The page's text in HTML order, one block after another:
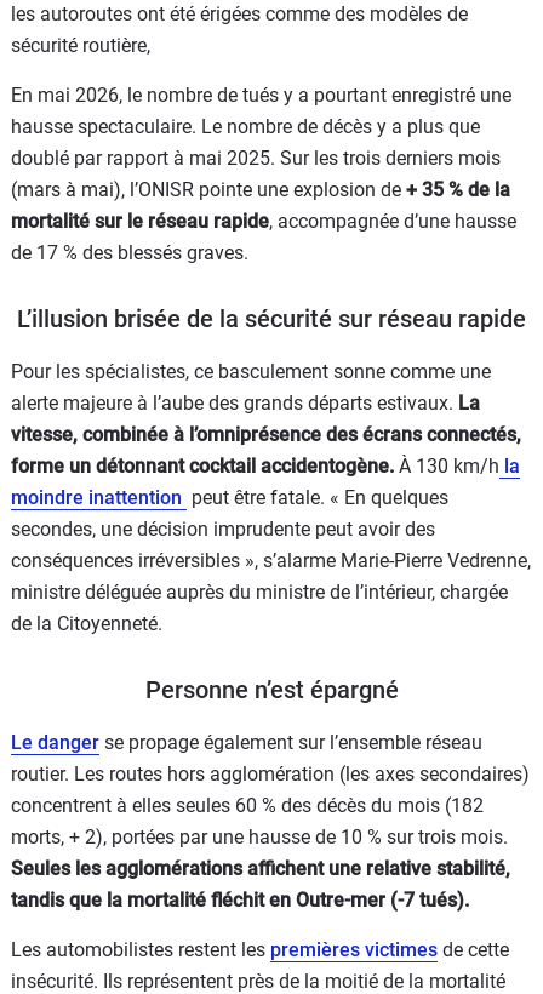
les autoroutes ont été érigées comme des modèles de
sécurité routière,
En mai 2026, le nombre de tués y a pourtant enregistré une
hausse spectaculaire. Le nombre de décès y a plus que
doublé par rapport à mai 2025. Sur les trois derniers mois
(mars à mai), l’ONISR pointe une explosion de + 35 % de la
mortalité sur le réseau rapide, accompagnée d’une hausse
de 17 % des blessés graves.
L’illusion brisée de la sécurité sur réseau rapide
Pour les spécialistes, ce basculement sonne comme une
alerte majeure à l’aube des grands départs estivaux. La
vitesse, combinée à l’omniprésence des écrans connectés,
forme un détonnant cocktail accidentogène. À 130 km/h la
moindre inattention peut être fatale. « En quelques
secondes, une décision imprudente peut avoir des
conséquences irréversibles », s’alarme Marie-Pierre Vedrenne,
ministre déléguée auprès du ministre de l’intérieur, chargée
de la Citoyenneté.
Personne n’est épargné
Le danger se propage également sur l’ensemble réseau
routier. Les routes hors agglomération (les axes secondaires)
concentrent à elles seules 60 % des décès du mois (182
morts, + 2), portées par une hausse de 10 % sur trois mois.
Seules les agglomérations affichent une relative stabilité,
tandis que la mortalité fléchit en Outre-mer (-7 tués).
Les automobilistes restent les premières victimes de cette
insécurité. Ils représentent près de la moitié de la mortalité